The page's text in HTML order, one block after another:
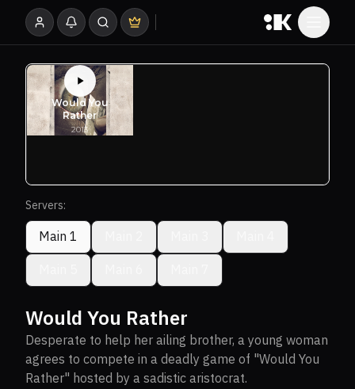
Servers:
Main 1
Would You Rather
Desperate to help her ailing brother, a young woman
agrees to compete in a deadly game of "Would You
Rather" hosted by a sadistic aristocrat.